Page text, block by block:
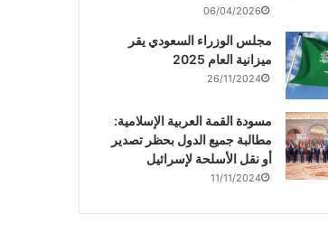
06/04/2026
مجلس الوزراء السعودي يقر
ميزانية العام 2025
26/11/2024
مسودة القمة العربية الإسلامية:
مطالبة جميع الدول بحظر تصدير
أو نقل الأسلحة لإسرائيل
11/11/2024